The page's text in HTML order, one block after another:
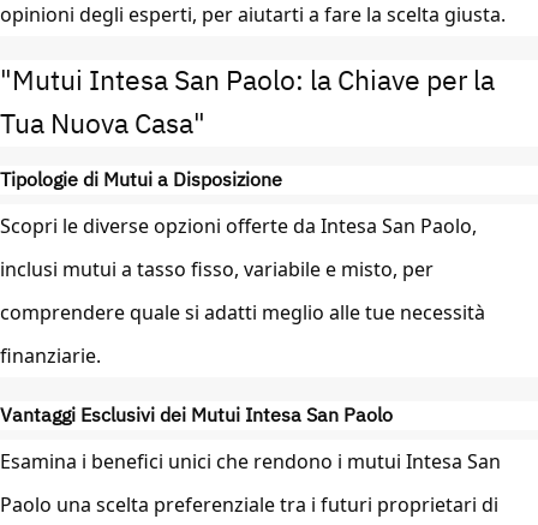
opinioni degli esperti, per aiutarti a fare la scelta giusta.
"Mutui Intesa San Paolo: la Chiave per la
Tua Nuova Casa"
Tipologie di Mutui a Disposizione
Scopri le diverse opzioni offerte da Intesa San Paolo,
inclusi mutui a tasso fisso, variabile e misto, per
comprendere quale si adatti meglio alle tue necessità
finanziarie.
Vantaggi Esclusivi dei Mutui Intesa San Paolo
Esamina i benefici unici che rendono i mutui Intesa San
Paolo una scelta preferenziale tra i futuri proprietari di